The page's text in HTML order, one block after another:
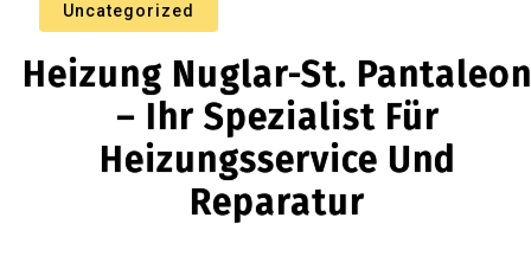
Uncategorized
Heizung Nuglar-St. Pantaleon
– Ihr Spezialist Für
Heizungsservice Und
Reparatur